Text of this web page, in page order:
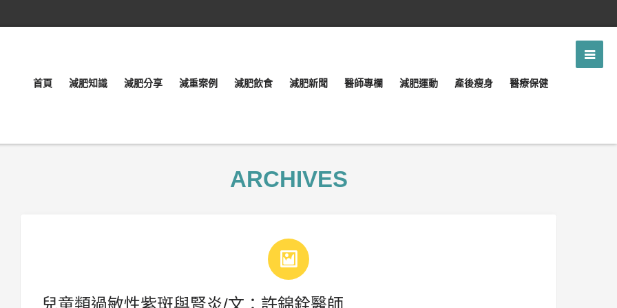
首頁 減肥知識 減肥分享 減重案例 減肥飲食 減肥新聞 醫師專欄 減肥運動 產後瘦身 醫療保健
ARCHIVES
兒童類過敏性紫斑與腎炎/文：許錦銓醫師